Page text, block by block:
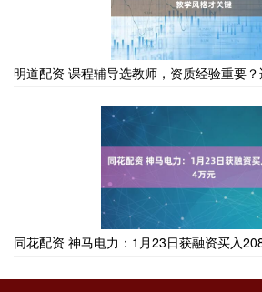
明道配资 课程辅导选教师，资质经验重要
同花配资 神马电力：1月23日获融资买入